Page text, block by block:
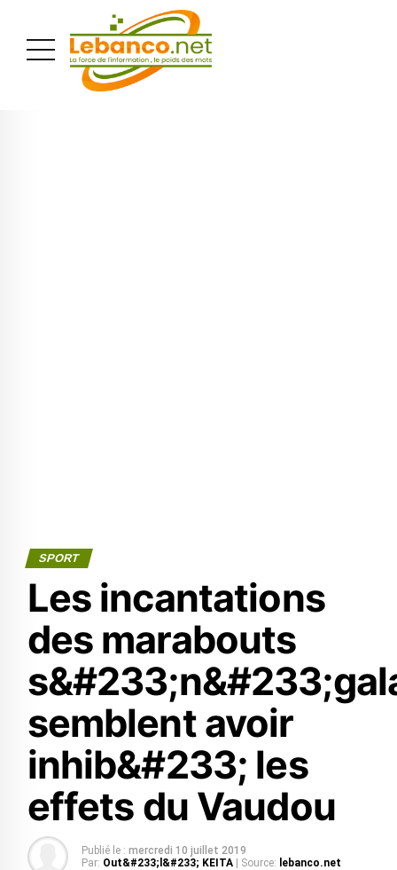
SPORT
Les incantations
des marabouts
semblent avoir
inhib&#233; les
effets du Vaudou
Publié le : mercredi 10 juillet 2019
Par: Out&#233;l&#233; KEITA | Source: lebanco.net